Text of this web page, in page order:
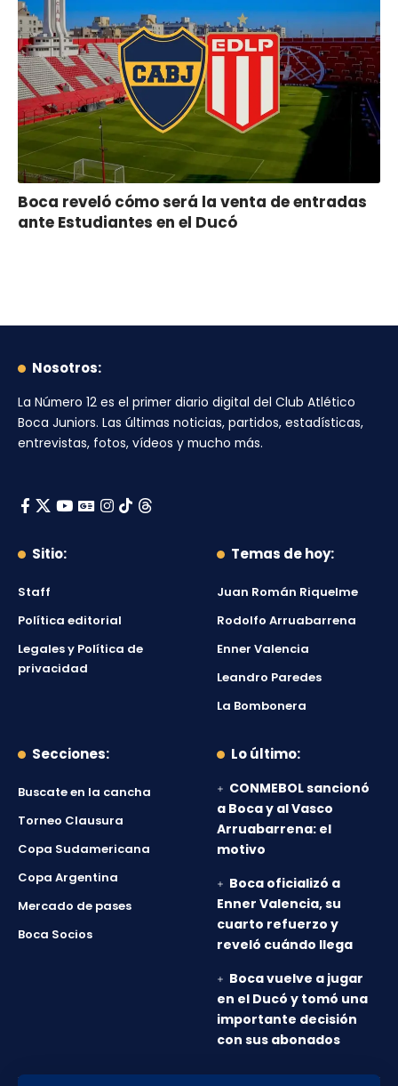
Boca reveló cómo será la venta de entradas
ante Estudiantes en el Ducó
Nosotros:
La Número 12 es el primer diario digital del Club Atlético
Boca Juniors. Las últimas noticias, partidos, estadísticas,
entrevistas, fotos, vídeos y mucho más.
Sitio:
Staff
Política editorial
Legales y Política de
privacidad
Temas de hoy:
Juan Román Riquelme
Rodolfo Arruabarrena
Enner Valencia
Leandro Paredes
La Bombonera
Secciones:
Buscate en la cancha
Torneo Clausura
Copa Sudamericana
Copa Argentina
Mercado de pases
Boca Socios
Lo último:
CONMEBOL sancionó
a Boca y al Vasco
Arruabarrena: el
motivo
Boca oficializó a
Enner Valencia, su
cuarto refuerzo y
reveló cuándo llega
Boca vuelve a jugar
en el Ducó y tomó una
importante decisión
con sus abonados